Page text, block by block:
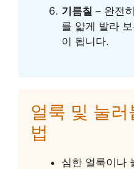
기름칠 – 완전
를 얇게 발라
이 됩니다.
얼룩 및 눌
법
심한 얼룩이나